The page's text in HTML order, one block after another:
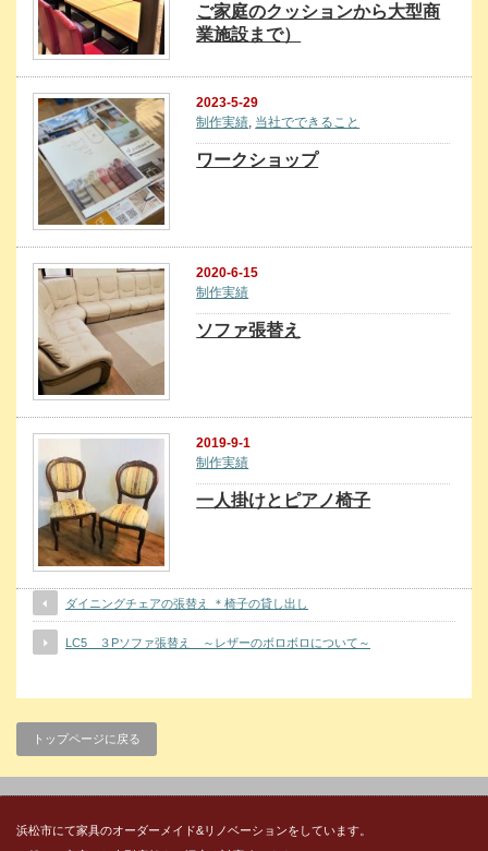
ご家庭のクッションから大型商
業施設まで）
2023-5-29
制作実績 当社でできること
ワークショップ
2020-6-15
制作実績
ソファ張替え
2019-9-1
制作実績
一人掛けとピアノ椅子
ダイニングチェアの張替え ＊椅子の貸し出し
LC5 ３Pソファ張替え ～レザーのボロボロについて～
トップページに戻る
浜松市にて家具のオーダーメイド&リノベーションをしています。